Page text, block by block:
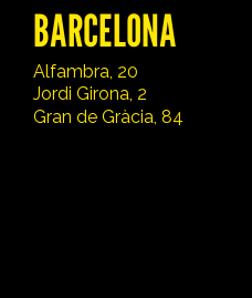
BARCELONA
Alfambra, 20
Jordi Girona, 2
Gran de Gràcia, 84